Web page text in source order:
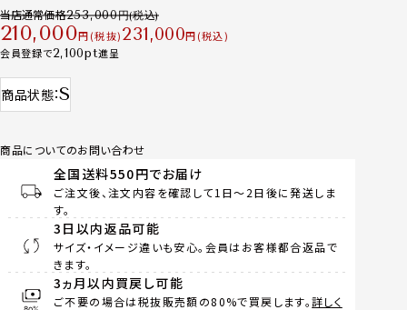
当店通常価格253,000
210,000 税抜 231,000
税込
会員登録で2,100 進呈
商品状態 S
商品についてのお問い合わせ
全国送料550円でお届け
ご注文後、注文内容を確認して1日～2日後に発送しま
す。
3日以内返品可能
サイズ・イメージ違いも安心。会員はお客様都合返品で
きます。
3ヵ月以内買戻し可能
ご不要の場合は税抜販売額の80%で買戻します。詳しく